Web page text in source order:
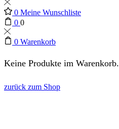
0 Meine Wunschliste
0 0
0 Warenkorb
Keine Produkte im Warenkorb.
zurück zum Shop